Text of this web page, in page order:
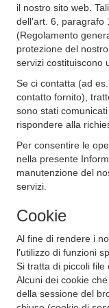
il nostro sito web.
dell’art. 6,
(Regolamento
protezione del
servizi costituiscono
Se ci contatta (ad
contatto fornito),
sono stati
rispondere alla
Per consentire le
nella presente
manutenzione del
servizi.
Cookie
Al fine di rendere i
l'utilizzo di funzioni
Si tratta di piccoli file
Alcuni dei cookie
della sessione del